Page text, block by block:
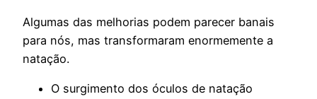
Algumas das melhorias podem parecer banais
para nós, mas transformaram enormemente a
natação.
O surgimento dos óculos de natação